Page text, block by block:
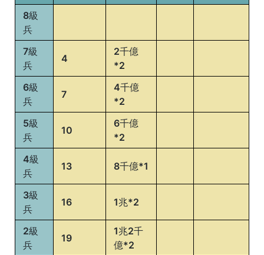
4
級
兵
徽
章
+2,500
3
級
兵
徽
章
HP
+15,000
MP
+3,000
2
級
兵
徽
章
+17,500
+3,500
1
8級
兵
7級
兵
4
2千億
*2
6級
兵
7
4千億
*2
5級
兵
10
6千億
*2
4級
兵
13 8千億*1
3級
兵
16 1兆*2
2級
兵
19
1兆2千
億*2